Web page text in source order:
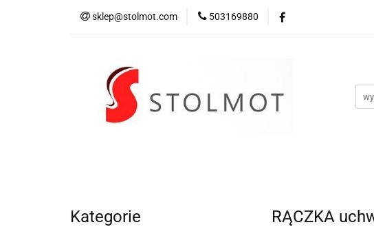
sklep@stolmot.com 503169880
Kategorie RĄCZKA